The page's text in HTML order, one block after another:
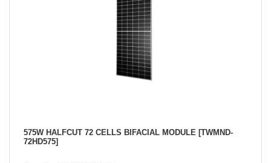
575W HALFCUT 72 CELLS BIFACIAL MODULE [TWMND-
72HD575]